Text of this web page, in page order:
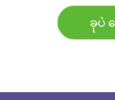
ခုပဲ